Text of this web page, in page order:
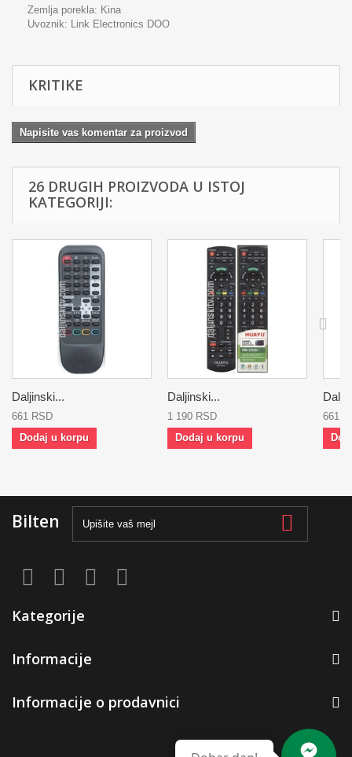
Zemlja porekla: Kina
Uvoznik: Link Electronics DOO
KRITIKE
Napisite vas komentar za proizvod
26 DRUGIH PROIZVODA U ISTOJ
KATEGORIJI:
Daljinski...
661 RSD
Dodaj u korpu
Daljinski...
1 190 RSD
Dodaj u korpu
661
Bilten
Kategorije
Informacije
Informacije o prodavnici